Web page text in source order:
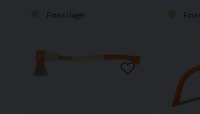
Finns i lager